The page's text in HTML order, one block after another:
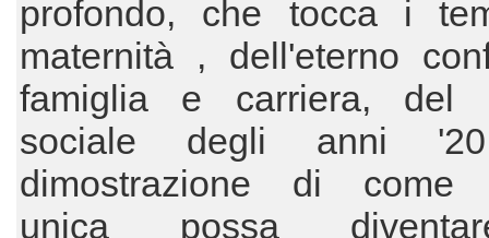
profondo, che tocca i
maternità , dell'eterno
famiglia e carriera, del
sociale degli anni
dimostrazione di come
unica possa